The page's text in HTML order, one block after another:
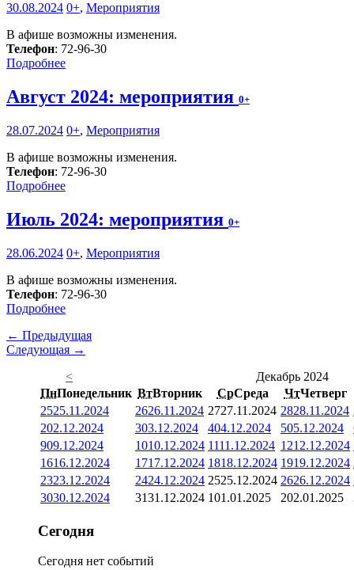
30.08.2024 0+, Мероприятия
В афише возможны изменения.
Телефон: 72-96-30
Подробнее
Август 2024: мероприятия 0+
28.07.2024 0+, Мероприятия
В афише возможны изменения.
Телефон: 72-96-30
Подробнее
Июль 2024: мероприятия 0+
28.06.2024 0+, Мероприятия
В афише возможны изменения.
Телефон: 72-96-30
Подробнее
← Предыдущая
Следующая →
<
Декабрь 2024
ПнПонедельник ВтВторник СрСреда ЧтЧетверг
2525.11.2024 2626.11.2024 2727.11.2024 2828.11.2024
202.12.2024 303.12.2024 404.12.2024 505.12.2024
909.12.2024 1010.12.2024 1111.12.2024 1212.12.2024
1616.12.2024 1717.12.2024 1818.12.2024 1919.12.2024
2323.12.2024 2424.12.2024 2525.12.2024 2626.12.2024
3030.12.2024 3131.12.2024 101.01.2025 202.01.2025
Сегодня
Сегодня нет событий